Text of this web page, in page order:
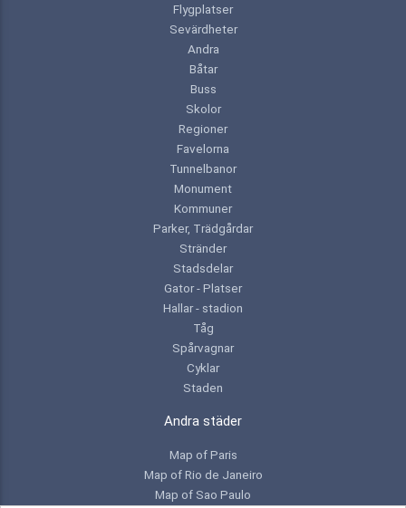
Flygplatser
Sevärdheter
Andra
Båtar
Buss
Skolor
Regioner
Favelorna
Tunnelbanor
Monument
Kommuner
Parker, Trädgårdar
Stränder
Stadsdelar
Gator - Platser
Hallar - stadion
Tåg
Spårvagnar
Cyklar
Staden
Andra städer
Map of Paris
Map of Rio de Janeiro
Map of Sao Paulo